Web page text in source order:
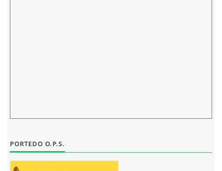
BYLO, NEBYLO V ZUŠ STAŇKOV
PORTEDO O.P.S.